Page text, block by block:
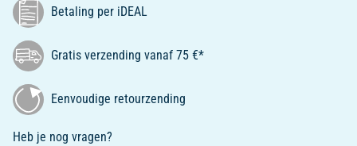
Betaling per iDEAL
Gratis verzending vanaf 75 €*
Eenvoudige retourzending
Heb je nog vragen?